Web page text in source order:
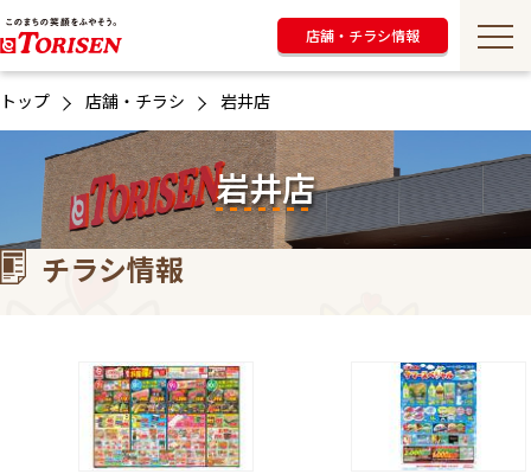
店舗・チラシ情報
トップ 店舗・チラシ 岩井店
岩井店
チラシ情報